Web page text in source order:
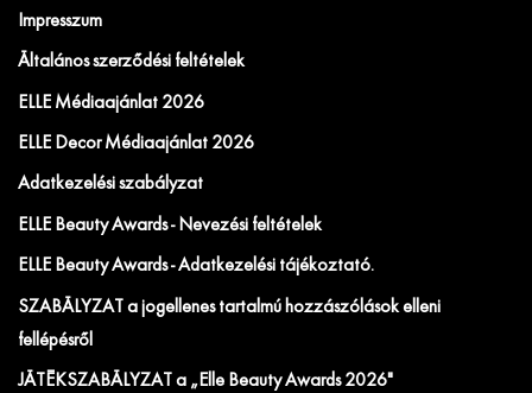
Impresszum
Általános szerződési feltételek
ELLE Médiaajánlat 2026
ELLE Decor Médiaajánlat 2026
Adatkezelési szabályzat
ELLE Beauty Awards - Nevezési feltételek
ELLE Beauty Awards - Adatkezelési tájékoztató.
SZABÁLYZAT a jogellenes tartalmú hozzászólások elleni
fellépésről
JÁTÉKSZABÁLYZAT a „Elle Beauty Awards 2026"